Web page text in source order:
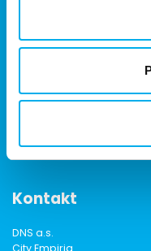
Jsme součástí eD
obchodu, softwarových
a technologií s 30 lety
Kontakt
DNS a.s.